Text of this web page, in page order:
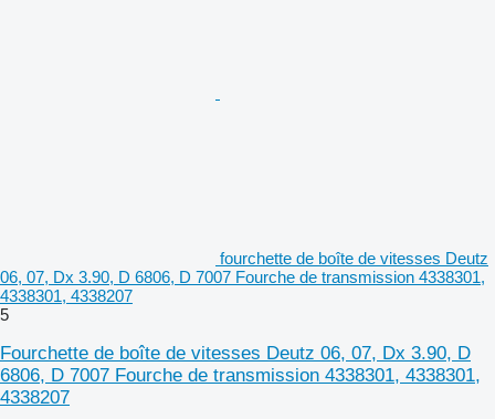
fourchette de boîte de vitesses Deutz
06, 07, Dx 3.90, D 6806, D 7007 Fourche de transmission 4338301,
4338301, 4338207
5
Fourchette de boîte de vitesses Deutz 06, 07, Dx 3.90, D
6806, D 7007 Fourche de transmission 4338301, 4338301,
4338207